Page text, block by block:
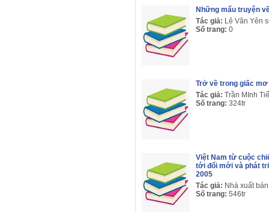
Những mẩu truyện
Tác giả: Lê Văn Yên
Số trang: 0
Trở về trong giấc mơ
Tác giả: Trần MInh
Số trang: 324tr
Việt Nam từ cuộc
tới đổi mới và phát
2005
Tác giả: Nhà xuất
Số trang: 546tr